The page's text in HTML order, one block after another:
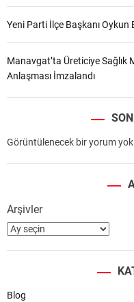
Yeni Parti İlçe Başkanı Oykun
Manavgat’ta Üreticiye Sağlık
Anlaşması İmzalandı
Görüntülenecek bir yorum
Arşivler
Blog